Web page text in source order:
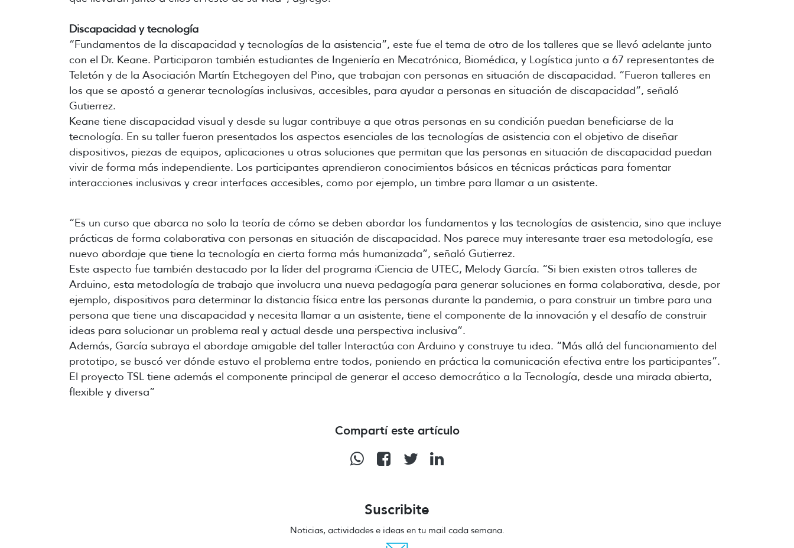
Discapacidad y tecnología
“Fundamentos de la discapacidad y tecnologías de la asistencia”, este fue el tema de otro de los talleres que se llevó adelante junto
con el Dr. Keane. Participaron también estudiantes de Ingeniería en Mecatrónica, Biomédica, y Logística junto a 67 representantes de
Teletón y de la Asociación Martín Etchegoyen del Pino, que trabajan con personas en situación de discapacidad. “Fueron talleres en
los que se apostó a generar tecnologías inclusivas, accesibles, para ayudar a personas en situación de discapacidad”, señaló
Gutierrez.
Keane tiene discapacidad visual y desde su lugar contribuye a que otras personas en su condición puedan beneficiarse de la
tecnología. En su taller fueron presentados los aspectos esenciales de las tecnologías de asistencia con el objetivo de diseñar
dispositivos, piezas de equipos, aplicaciones u otras soluciones que permitan que las personas en situación de discapacidad puedan
vivir de forma más independiente. Los participantes aprendieron conocimientos básicos en técnicas prácticas para fomentar
interacciones inclusivas y crear interfaces accesibles, como por ejemplo, un timbre para llamar a un asistente.
“Es un curso que abarca no solo la teoría de cómo se deben abordar los fundamentos y las tecnologías de asistencia, sino que incluye
prácticas de forma colaborativa con personas en situación de discapacidad. Nos parece muy interesante traer esa metodología, ese
nuevo abordaje que tiene la tecnología en cierta forma más humanizada”, señaló Gutierrez.
Este aspecto fue también destacado por la líder del programa iCiencia de UTEC, Melody García. “Si bien existen otros talleres de
Arduino, esta metodología de trabajo que involucra una nueva pedagogía para generar soluciones en forma colaborativa, desde, por
ejemplo, dispositivos para determinar la distancia física entre las personas durante la pandemia, o para construir un timbre para una
persona que tiene una discapacidad y necesita llamar a un asistente, tiene el componente de la innovación y el desafío de construir
ideas para solucionar un problema real y actual desde una perspectiva inclusiva”.
Además, García subraya el abordaje amigable del taller Interactúa con Arduino y construye tu idea. “Más allá del funcionamiento del
prototipo, se buscó ver dónde estuvo el problema entre todos, poniendo en práctica la comunicación efectiva entre los participantes”.
El proyecto TSL tiene además el componente principal de generar el acceso democrático a la Tecnología, desde una mirada abierta,
flexible y diversa”
Compartí este artículo
Suscribite
Noticias, actividades e ideas en tu mail cada semana.